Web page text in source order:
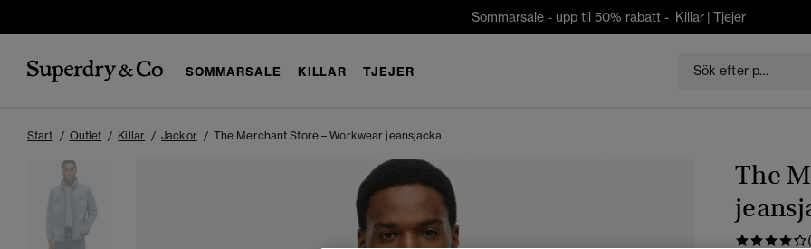
Sommarsale - upp til 50% rabatt - Killar| Tjejer
SOMMARSALE KILLAR TJEJER
Start Outlet Killar Jackor The Merchant Store – Workwear jeansjacka
The